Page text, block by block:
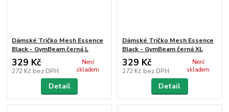
Dámské Tričko Mesh Essence
Black - GymBeam černá L
329 Kč
272 Kč bez DPH
Není
skladem
Detail
Dámské Tričko Mesh Essence
Black - GymBeam černá XL
329 Kč
272 Kč bez DPH
Není
skladem
Detail